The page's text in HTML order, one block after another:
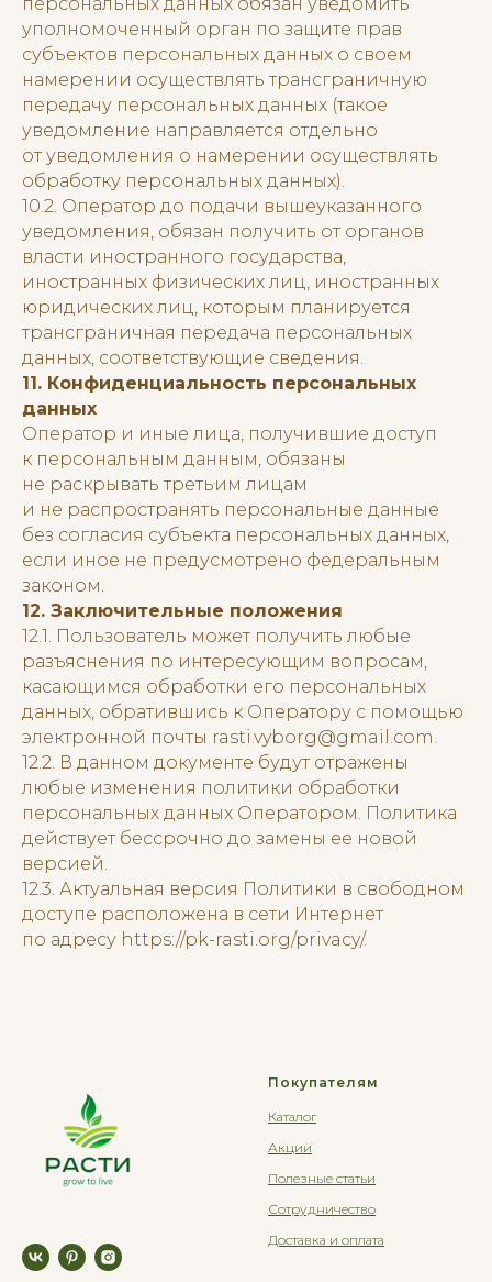
уполномоченный орган по защите прав
субъектов персональных данных о своем
намерении осуществлять трансграничную
передачу персональных данных (такое
уведомление направляется отдельно
от уведомления о намерении осуществлять
обработку персональных данных).
10.2. Оператор до подачи вышеуказанного
уведомления, обязан получить от органов
власти иностранного государства,
иностранных физических лиц, иностранных
юридических лиц, которым планируется
трансграничная передача персональных
данных, соответствующие сведения.
11. Конфиденциальность персональных
данных
Оператор и иные лица, получившие доступ
к персональным данным, обязаны
не раскрывать третьим лицам
и не распространять персональные данные
без согласия субъекта персональных данных,
если иное не предусмотрено федеральным
законом.
12. Заключительные положения
12.1. Пользователь может получить любые
разъяснения по интересующим вопросам,
касающимся обработки его персональных
данных, обратившись к Оператору с помощью
электронной почты rasti.vyborg@gmail.com.
12.2. В данном документе будут отражены
любые изменения политики обработки
персональных данных Оператором. Политика
действует бессрочно до замены ее новой
версией.
12.3. Актуальная версия Политики в свободном
доступе расположена в сети Интернет
по адресу https://pk-rasti.org/privacy/.
Покупателям
Каталог
Акции
Полезные статьи
Сотрудничество
Доставка и оплата